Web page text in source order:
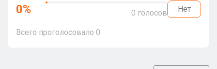
0% 0 голосов Нет
Всего проголосовало 0